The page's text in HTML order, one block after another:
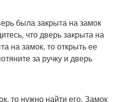
была закрыта на замок
что дверь закрыта на
на замок, то открыть ее
за ручку и дверь
то нужно найти его. Замок